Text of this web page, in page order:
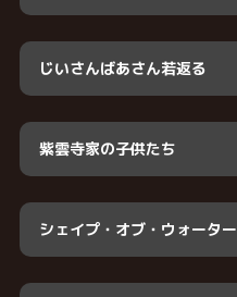
じいさんばあさん若返る
紫雲寺家の子供たち
シェイプ・オブ・ウォーター